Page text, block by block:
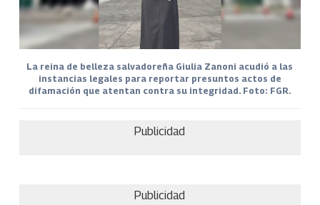
La reina de belleza salvadoreña Giulia Zanoni acudió a las
instancias legales para reportar presuntos actos de
difamación que atentan contra su integridad. Foto: FGR.
Publicidad
Publicidad